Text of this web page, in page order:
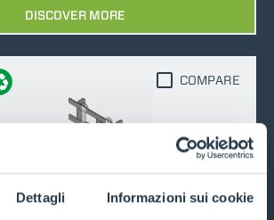
Dettagli Informazioni sui cookie
DISCOVER MORE
Fork carriage - FEM
COMPARE